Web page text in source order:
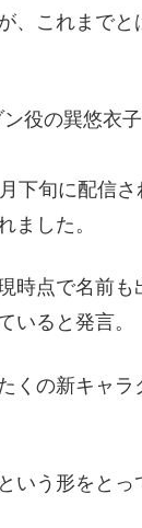
、これまで
役の巽悠衣
下旬に配信
した。
時点で名前
ると発言。
くの新キャ
う形をとっ